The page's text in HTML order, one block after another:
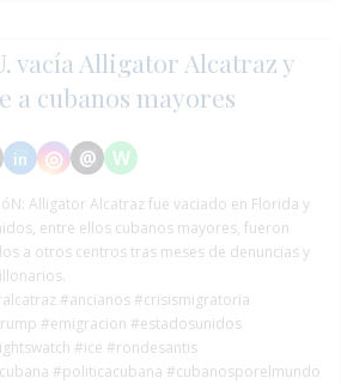
vacía Alligator Alcatraz y
a cubanos mayores
Alligator Alcatraz fue vaciado en Florida y
entre ellos cubanos mayores, fueron
a otros centros tras meses de denuncias y
#ancianos #crisismigratoria
#emigracion #estadosunidos
#ice #rondesantis
#politicacubana #cubanosporelmundo